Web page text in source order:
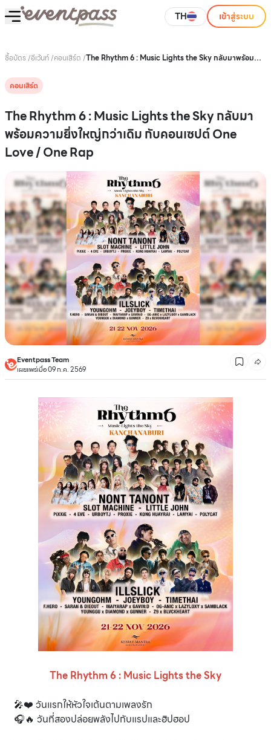
TH เข้าสู่ระบบ
ซื้อบัตร /อีเว้นท์/คอนเสิร์ต /The Rhythm 6 : Music Lights the Sky กลับมาพร้อม
คอนเสิร์ต
The Rhythm 6 : Music Lights the Sky กลับมา
พร้อมความยิ่งใหญ่กว่าเดิม กับคอนเซปต์ One
Love / One Rap
Eventpass Team
เผยแพร่เมื่อ 09 ก.ค. 2569
The Rhythm 6 : Music Lights the Sky
🎤❤️ วันแรกให้หัวใจเต้นตามเพลงรัก
🎧🔥 วันที่สองปล่อยพลังไปกับแรปและฮิปฮอป